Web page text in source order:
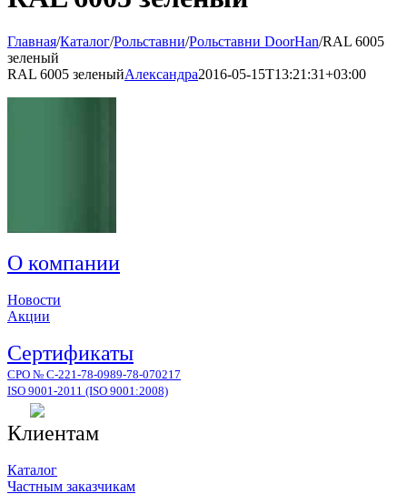
Главная/Каталог/Рольставни/Рольставни DoorHan/RAL 6005
зеленый
RAL 6005 зеленыйАлександра2016-05-15T13:21:31+03:00
О компании
Новости
Акции
Сертификаты
СРО № С-221-78-0989-78-070217
ISO 9001-2011 (ISO 9001:2008)
Клиентам
Каталог
Частным заказчикам